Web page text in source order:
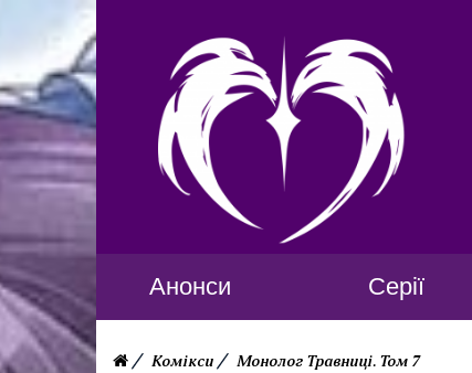
Анонси Серії
Комікси Монолог Травниці. Том 7